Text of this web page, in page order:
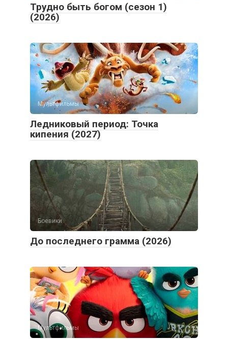
Трудно быть богом (сезон 1)
(2026)
Мультфильмы
Ледниковый период: Точка
кипения (2027)
Боевики
До последнего грамма (2026)
Мультфильмы